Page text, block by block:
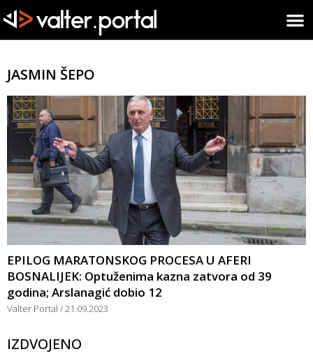
JASMIN ŠEPO
EPILOG MARATONSKOG PROCESA U AFERI
BOSNALIJEK: Optuženima kazna zatvora od 39
godina; Arslanagić dobio 12
Valter Portal 21.09.2023
IZDVOJENO